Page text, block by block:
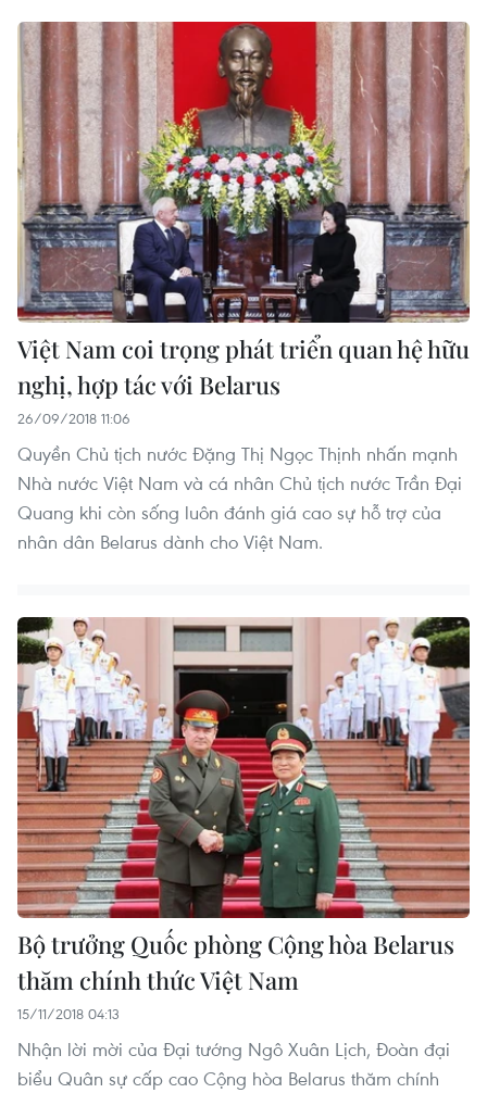
Việt Nam coi trọng phát triển quan hệ hữu
nghị, hợp tác với Belarus
26/09/2018 11:06
Quyền Chủ tịch nước Đặng Thị Ngọc Thịnh nhấn mạnh
Nhà nước Việt Nam và cá nhân Chủ tịch nước Trần Đại
Quang khi còn sống luôn đánh giá cao sự hỗ trợ của
nhân dân Belarus dành cho Việt Nam.
Bộ trưởng Quốc phòng Cộng hòa Belarus
thăm chính thức Việt Nam
15/11/2018 04:13
Nhận lời mời của Đại tướng Ngô Xuân Lịch, Đoàn đại
biểu Quân sự cấp cao Cộng hòa Belarus thăm chính